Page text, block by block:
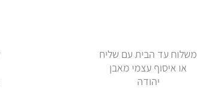
משלוח עד הבית עם שליח
או איסוף עצמי מאבן
יהודה